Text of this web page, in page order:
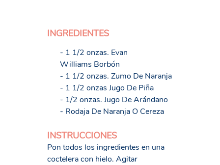
INGREDIENTES
- 1 1/2 onzas. Evan
Williams Borbón
- 1 1/2 onzas. Zumo De Naranja
- 1 1/2 onzas Jugo De Piña
- 1/2 onzas. Jugo De Arándano
- Rodaja De Naranja O Cereza
INSTRUCCIONES
Pon todos los ingredientes en una
coctelera con hielo. Agitar